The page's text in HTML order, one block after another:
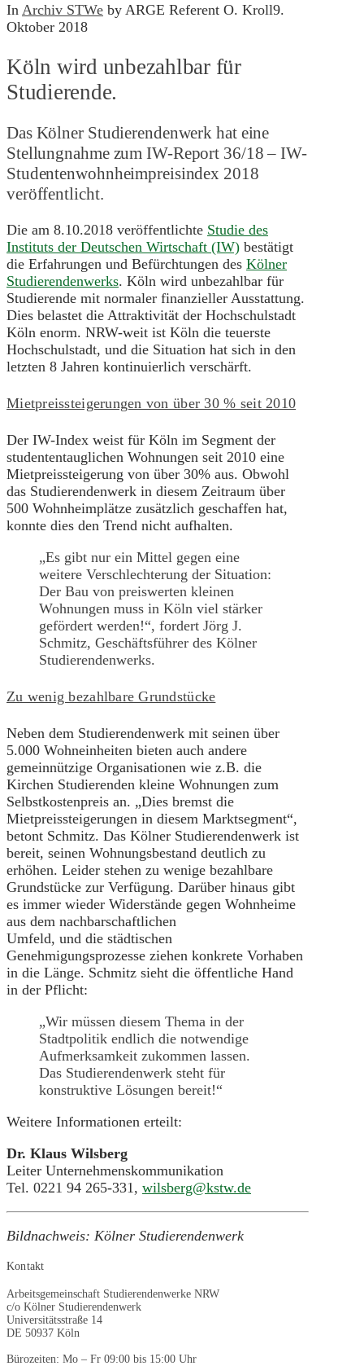
In Archiv STWe by ARGE Referent O. Kroll9.
Oktober 2018
Köln wird unbezahlbar für
Studierende.
Das Kölner Studierendenwerk hat eine
Stellungnahme zum IW-Report 36/18 – IW-
Studentenwohnheimpreisindex 2018
veröffentlicht.
Die am 8.10.2018 veröffentlichte Studie des
Instituts der Deutschen Wirtschaft (IW) bestätigt
die Erfahrungen und Befürchtungen des Kölner
Studierendenwerks. Köln wird unbezahlbar für
Studierende mit normaler finanzieller Ausstattung.
Dies belastet die Attraktivität der Hochschulstadt
Köln enorm. NRW-weit ist Köln die teuerste
Hochschulstadt, und die Situation hat sich in den
letzten 8 Jahren kontinuierlich verschärft.
Mietpreissteigerungen von über 30 % seit 2010
Der IW-Index weist für Köln im Segment der
studententauglichen Wohnungen seit 2010 eine
Mietpreissteigerung von über 30% aus. Obwohl
das Studierendenwerk in diesem Zeitraum über
500 Wohnheimplätze zusätzlich geschaffen hat,
konnte dies den Trend nicht aufhalten.
„Es gibt nur ein Mittel gegen eine
weitere Verschlechterung der Situation:
Der Bau von preiswerten kleinen
Wohnungen muss in Köln viel stärker
gefördert werden!“, fordert Jörg J.
Schmitz, Geschäftsführer des Kölner
Studierendenwerks.
Zu wenig bezahlbare Grundstücke
Neben dem Studierendenwerk mit seinen über
5.000 Wohneinheiten bieten auch andere
gemeinnützige Organisationen wie z.B. die
Kirchen Studierenden kleine Wohnungen zum
Selbstkostenpreis an. „Dies bremst die
Mietpreissteigerungen in diesem Marktsegment“,
betont Schmitz. Das Kölner Studierendenwerk ist
bereit, seinen Wohnungsbestand deutlich zu
erhöhen. Leider stehen zu wenige bezahlbare
Grundstücke zur Verfügung. Darüber hinaus gibt
es immer wieder Widerstände gegen Wohnheime
aus dem nachbarschaftlichen
Umfeld, und die städtischen
Genehmigungsprozesse ziehen konkrete Vorhaben
in die Länge. Schmitz sieht die öffentliche Hand
in der Pflicht:
„Wir müssen diesem Thema in der
Stadtpolitik endlich die notwendige
Aufmerksamkeit zukommen lassen.
Das Studierendenwerk steht für
konstruktive Lösungen bereit!“
Weitere Informationen erteilt:
Dr. Klaus Wilsberg
Leiter Unternehmenskommunikation
Tel. 0221 94 265-331, wilsberg@kstw.de
Bildnachweis: Kölner Studierendenwerk
Kontakt
Arbeitsgemeinschaft Studierendenwerke NRW
c/o Kölner Studierendenwerk
Universitätsstraße 14
DE 50937 Köln
Bürozeiten: Mo – Fr 09:00 bis 15:00 Uhr